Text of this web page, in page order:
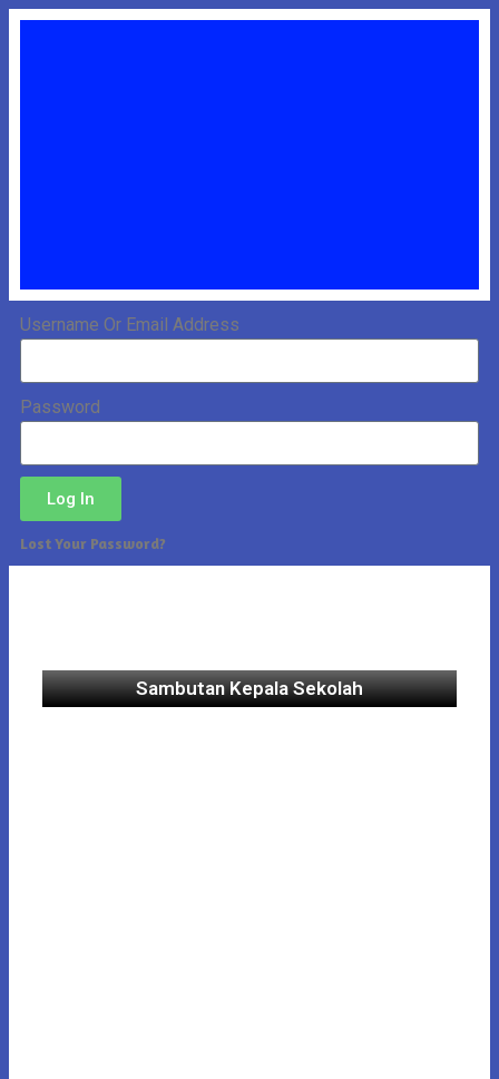
Username Or Email Address
Password
Log In
Lost Your Password?
Sambutan Kepala Sekolah